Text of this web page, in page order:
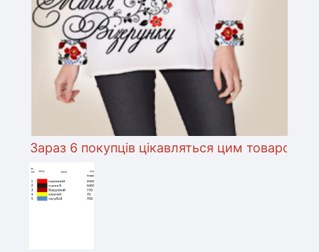
Зараз 6 покупців цікавляться цим товаром